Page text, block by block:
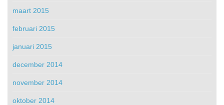
maart 2015
februari 2015
januari 2015
december 2014
november 2014
oktober 2014